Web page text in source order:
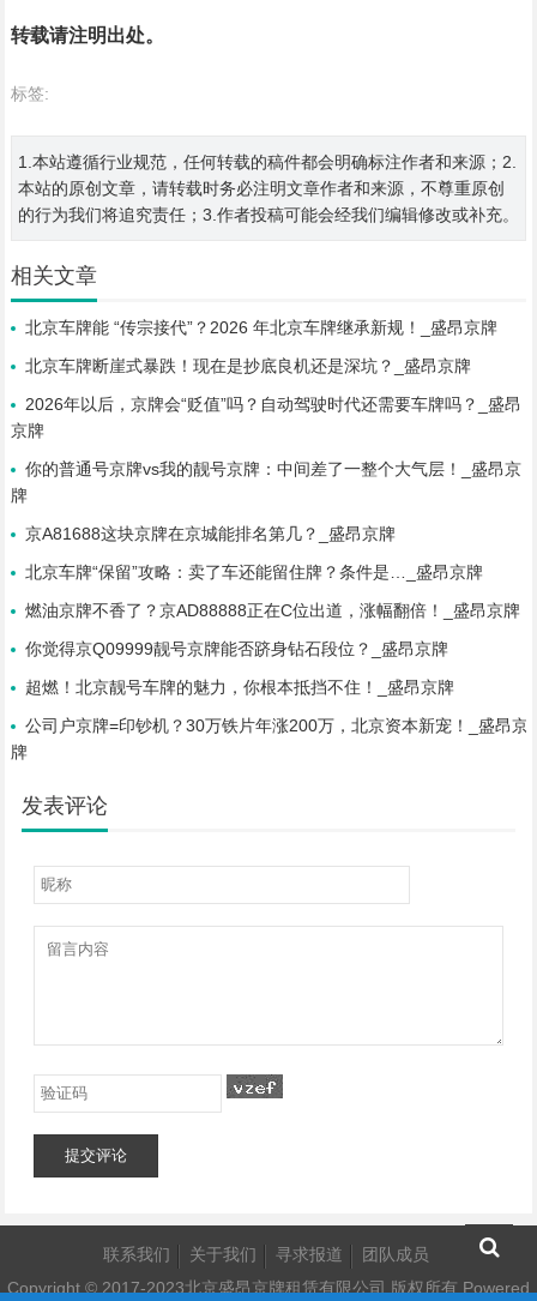
转载请注明出处。
标签:
1.本站遵循行业规范，任何转载的稿件都会明确标注作者和来源；2.
本站的原创文章，请转载时务必注明文章作者和来源，不尊重原创
的行为我们将追究责任；3.作者投稿可能会经我们编辑修改或补充。
相关文章
北京车牌能 “传宗接代”？2026 年北京车牌继承新规！_盛昂京牌
北京车牌断崖式暴跌！现在是抄底良机还是深坑？_盛昂京牌
2026年以后，京牌会“贬值”吗？自动驾驶时代还需要车牌吗？_盛昂
京牌
你的普通号京牌vs我的靓号京牌：中间差了一整个大气层！_盛昂京
牌
京A81688这块京牌在京城能排名第几？_盛昂京牌
北京车牌“保留”攻略：卖了车还能留住牌？条件是…_盛昂京牌
燃油京牌不香了？京AD88888正在C位出道，涨幅翻倍！_盛昂京牌
你觉得京Q09999靓号京牌能否跻身钻石段位？_盛昂京牌
超燃！北京靓号车牌的魅力，你根本抵挡不住！_盛昂京牌
公司户京牌=印钞机？30万铁片年涨200万，北京资本新宠！_盛昂京
牌
发表评论
提交评论
联系我们 关于我们 寻求报道
团队成员
Copyright © 2017-2023北京盛昂京牌租赁有限公司 版权所有 Powered